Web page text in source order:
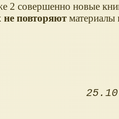
2 совершенно новые
не повторяютматериалы